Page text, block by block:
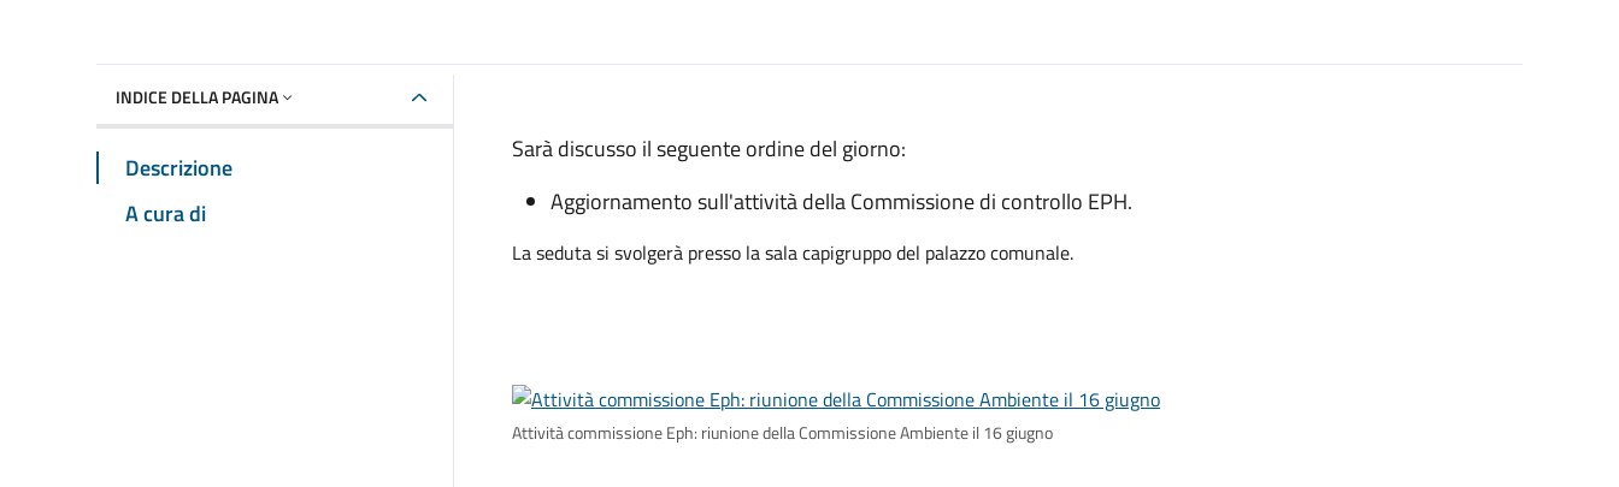
INDICE DELLA PAGINA
Descrizione
A cura di
Sarà discusso il seguente ordine del giorno:
Aggiornamento sull'attività della Commissione di controllo EPH.
La seduta si svolgerà presso la sala capigruppo del palazzo comunale.
Attività commissione Eph: riunione della Commissione Ambiente il 16 giugno